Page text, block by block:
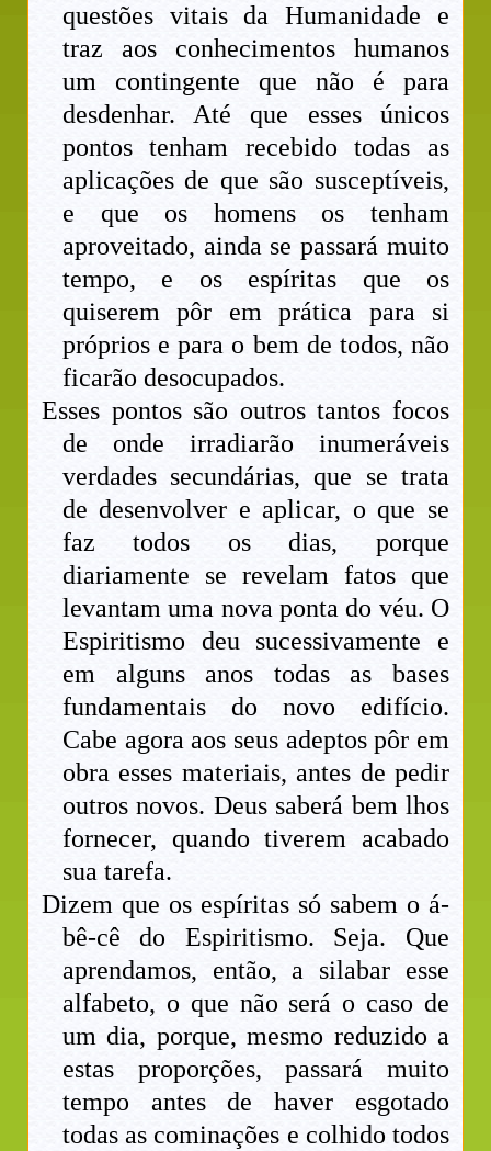
questões vitais da Humanidade e
traz aos conhecimentos humanos
um contingente que não é para
desdenhar. Até que esses únicos
pontos tenham recebido todas as
aplicações de que são susceptíveis,
e que os homens os tenham
aproveitado, ainda se passará muito
tempo, e os espíritas que os
quiserem pôr em prática para si
próprios e para o bem de todos, não
ficarão desocupados.
Esses pontos são outros tantos focos
de onde irradiarão inumeráveis
verdades secundárias, que se trata
de desenvolver e aplicar, o que se
faz todos os dias, porque
diariamente se revelam fatos que
levantam uma nova ponta do véu. O
Espiritismo deu sucessivamente e
em alguns anos todas as bases
fundamentais do novo edifício.
Cabe agora aos seus adeptos pôr em
obra esses materiais, antes de pedir
outros novos. Deus saberá bem lhos
fornecer, quando tiverem acabado
sua tarefa.
Dizem que os espíritas só sabem o á-
bê-cê do Espiritismo. Seja. Que
aprendamos, então, a silabar esse
alfabeto, o que não será o caso de
um dia, porque, mesmo reduzido a
estas proporções, passará muito
tempo antes de haver esgotado
todas as cominações e colhido todos